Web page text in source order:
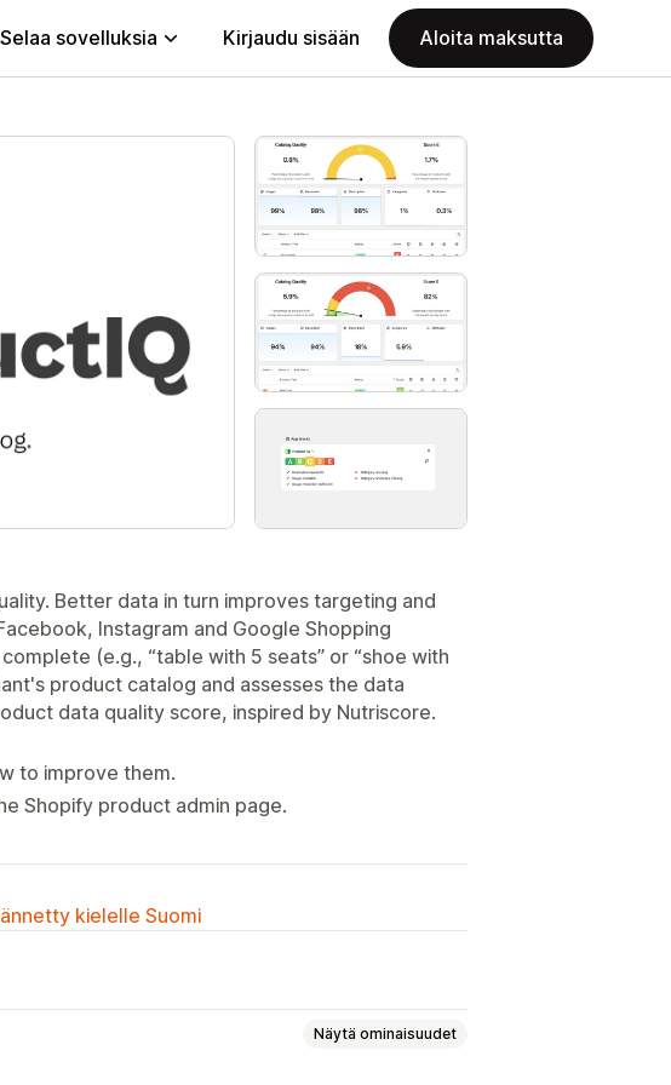
Selaa sovelluksia Kirjaudu sisään Aloita maksutta
Better data in turn improves targeting and
Instagram and Google Shopping
(e.g., “table with 5 seats” or “shoe with
product catalog and assesses the data
data quality score, inspired by Nutriscore.
to improve them.
Shopify product admin page.
kielelle Suomi
Näytä ominaisuudet